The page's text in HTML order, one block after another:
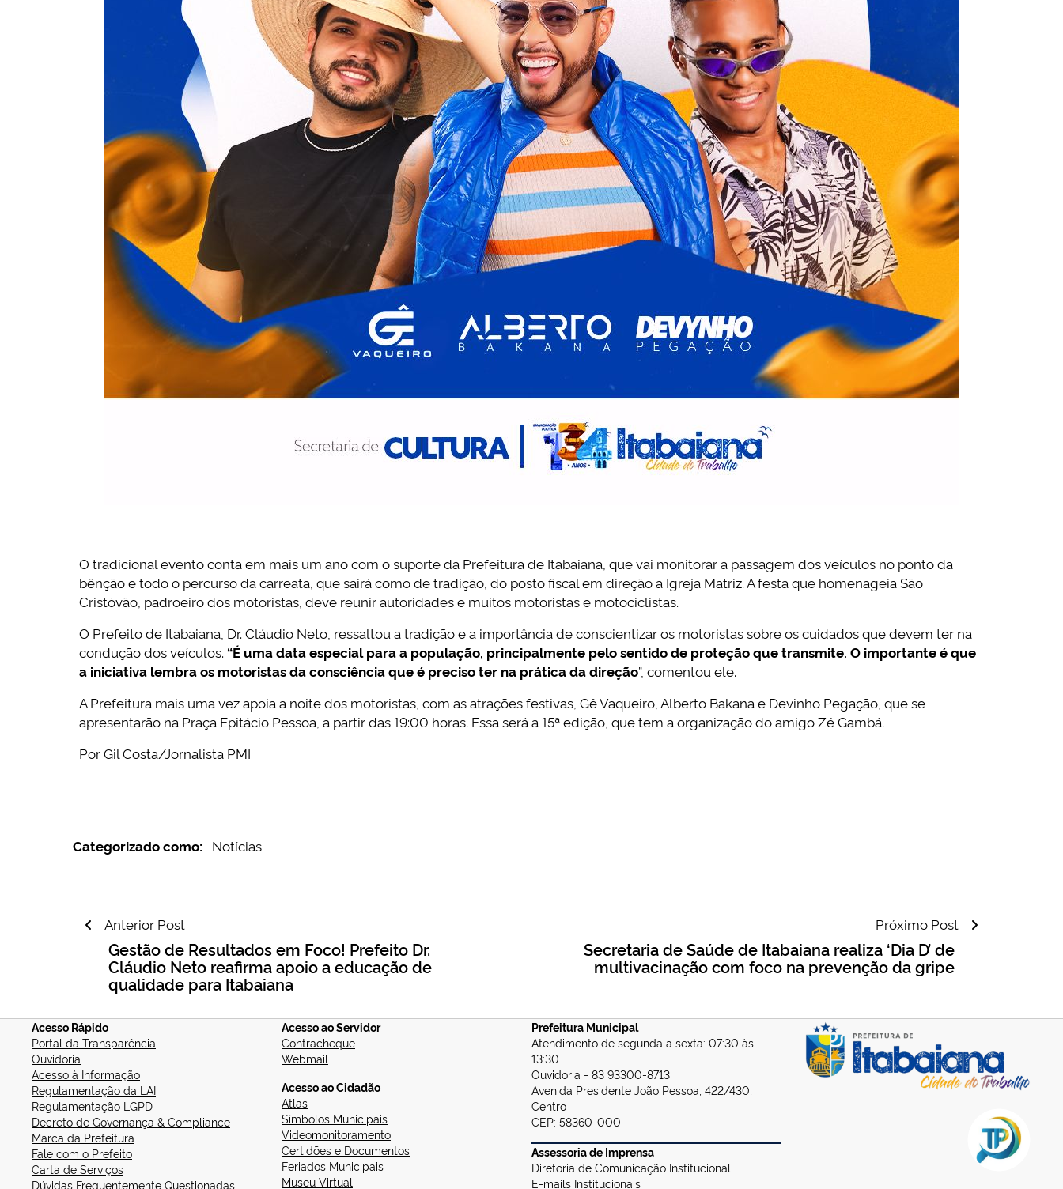
O tradicional evento conta em mais um ano com o suporte da Prefeitura de Itabaiana, que vai monitorar a passagem dos veículos no ponto da
bênção e todo o percurso da carreata, que sairá como de tradição, do posto fiscal em direção a Igreja Matriz. A festa que homenageia São
Cristóvão, padroeiro dos motoristas, deve reunir autoridades e muitos motoristas e motociclistas.
O Prefeito de Itabaiana, Dr. Cláudio Neto, ressaltou a tradição e a importância de conscientizar os motoristas sobre os cuidados que devem ter na
condução dos veículos. “É uma data especial para a população, principalmente pelo sentido de proteção que transmite. O importante é que
a iniciativa lembra os motoristas da consciência que é preciso ter na prática da direção”, comentou ele.
A Prefeitura mais uma vez apoia a noite dos motoristas, com as atrações festivas, Gê Vaqueiro, Alberto Bakana e Devinho Pegação, que se
apresentarão na Praça Epitácio Pessoa, a partir das 19:00 horas. Essa será a 15ª edição, que tem a organização do amigo Zé Gambá.
Por Gil Costa/Jornalista PMI
Categorizado como: Notícias
Navegação
Post
Anterior Post
Gestão de Resultados em Foco! Prefeito Dr.
Cláudio Neto reafirma apoio a educação de
qualidade para Itabaiana
Próximo Post
Secretaria de Saúde de Itabaiana realiza ‘Dia D’ de
multivacinação com foco na prevenção da gripe
Acesso Rápido
Portal da Transparência
Ouvidoria
Acesso à Informação
Regulamentação da LAI
Regulamentação LGPD
Decreto de Governança & Compliance
Marca da Prefeitura
Fale com o Prefeito
Carta de Serviços
Dúvidas Frequentemente Questionadas
Acesso ao Servidor
Contracheque
Webmail
Acesso ao Cidadão
Atlas
Símbolos Municipais
Videomonitoramento
Certidões e Documentos
Feriados Municipais
Museu Virtual
Prefeitura Municipal
Atendimento de segunda a sexta: 07:30 às
13:30
Ouvidoria - 83 93300-8713
Avenida Presidente João Pessoa, 422/430,
Centro
CEP: 58360-000
Assessoria de Imprensa
Diretoria de Comunicação Institucional
E-mails Institucionais